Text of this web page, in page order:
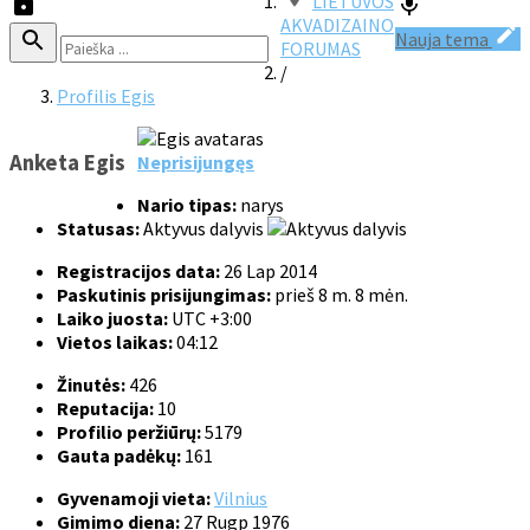
Nauja tema
AKVADIZAINO
FORUMAS
/
Profilis Egis
Anketa Egis Neprisijungęs
Nario tipas: narys
Statusas:Aktyvus dalyvis
Registracijos data: 26 Lap 2014
Paskutinis prisijungimas: prieš 8 m. 8 mėn.
Laiko juosta: UTC +3:00
Vietos laikas:04:12
Žinutės: 426
Reputacija: 10
Profilio peržiūrų:5179
Gauta padėkų: 161
Gyvenamoji vieta:Vilnius
Gimimo diena: 27 Rugp 1976